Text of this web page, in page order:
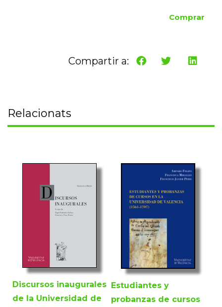
Comprar
Compartir a:
Relacionats
Discursos inaugurales
de la Universidad de
Estudiantes y
probanzas de cursos